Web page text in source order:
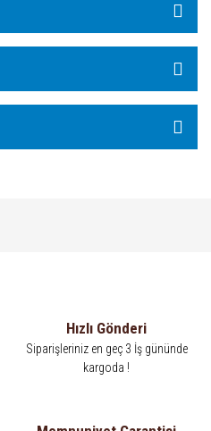
Hızlı Gönderi
Siparişleriniz en geç 3 İş gününde
kargoda !